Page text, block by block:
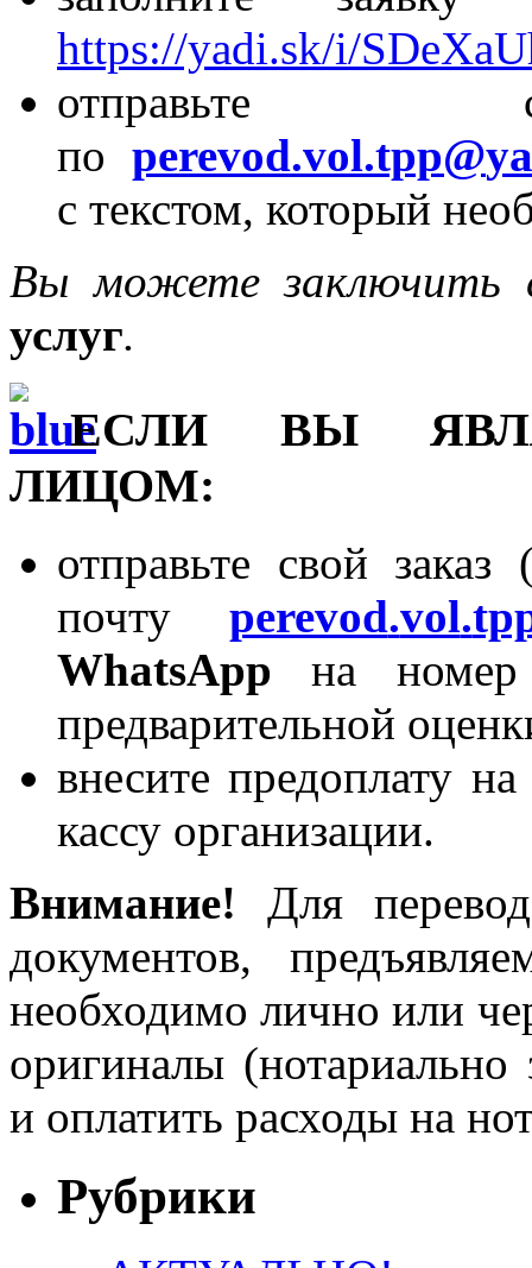
https://yadi.sk/i/
отправьте
по perevod.vol.tpp@
с текстом, который
Вы можете
услуг.
ЕСЛИ ВЫ
ЛИЦОМ:
отправьте свой
почту perevod.vol.
WhatsApp на номер
предварительной
внесите предоплату
кассу организации.
Внимание! Для
документов,
необходимо лично или
оригиналы
и оплатить расходы на
Рубрики